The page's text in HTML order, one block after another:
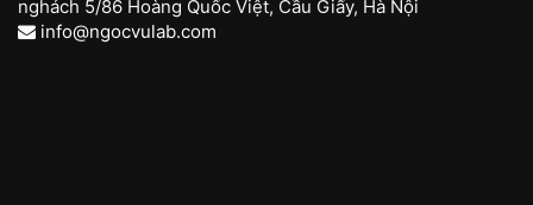
nghách 5/86 Hoàng Quốc Việt, Cầu Giấy, Hà Nội
info@ngocvulab.com